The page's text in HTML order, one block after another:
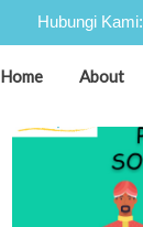
Hubungi Kami:
Home About